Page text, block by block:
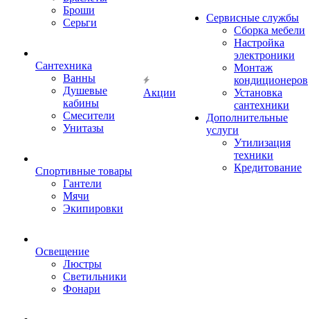
Броши
Серьги
Сантехника
Ванны
Душевые
кабины
Смесители
Унитазы
Спортивные товары
Гантели
Мячи
Экипировки
Освещение
Люстры
Светильники
Фонари
Акции
Сервисные службы
Сборка мебели
Настройка
электроники
Монтаж
кондиционеров
Установка
сантехники
Дополнительные
услуги
Утилизация
техники
Кредитование